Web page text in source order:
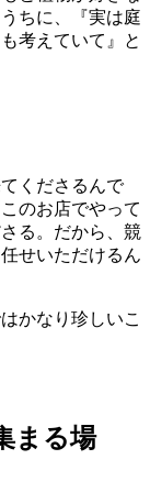
ちに、『実は庭
考えていて』と
くださるんで
のお店でやって
る。だから、競
せいただけるん
かなり珍しいこ
まる場